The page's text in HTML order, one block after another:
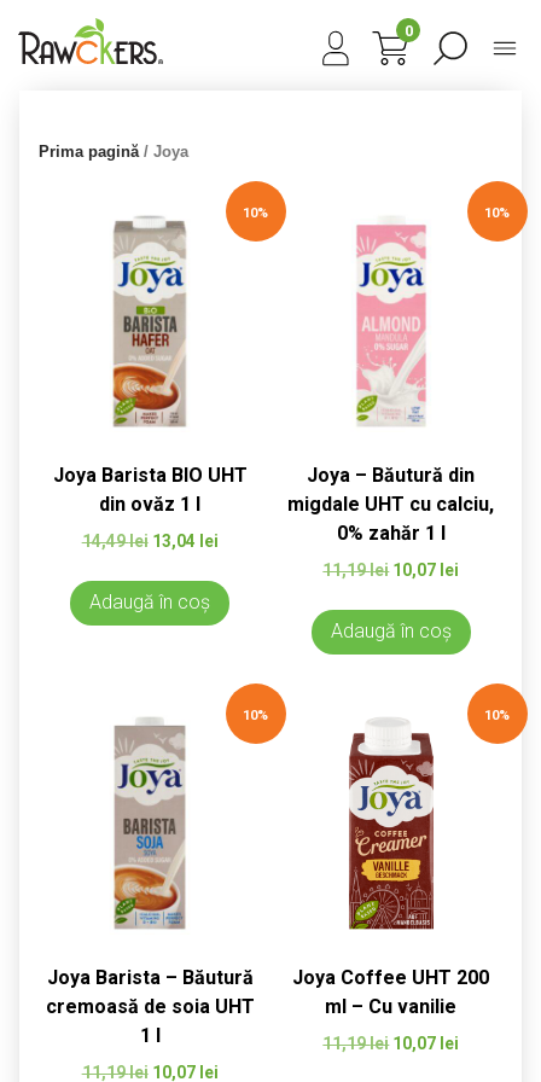
0
Prima pagină/ Joya
10%
Joya Barista BIO UHT
din ovăz 1 l
14,49lei Prețul
fost:
13,04 leiPrețul
este:
13,04 lei.
Adaugă în coș
10%
Joya – Băutură din
migdale UHT cu calciu,
0% zahăr 1 l
11,19lei Prețul
fost:
10,07 lei
este:
10,07 lei.
Adaugă în coș
10%
Joya Barista – Băutură
cremoasă de soia UHT
1 l
11,19lei Prețul
10,07 leiPrețul
10%
Joya Coffee UHT 200
ml – Cu vanilie
11,19lei Prețul
10,07 lei